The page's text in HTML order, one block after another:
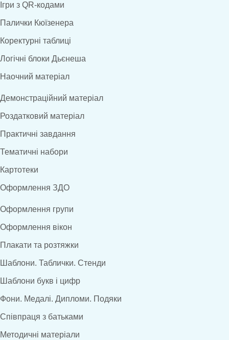
Ігри з QR-кодами
Палички Кюїзенера
Коректурні таблиці
Логічні блоки Дьєнеша
Наочний матеріал
Демонстраційний матеріал
Роздатковий матеріал
Практичні завдання
Тематичні набори
Картотеки
Оформлення ЗДО
Оформлення групи
Оформлення вікон
Плакати та розтяжки
Шаблони. Таблички. Стенди
Шаблони букв і цифр
Фони. Медалі. Дипломи. Подяки
Співпраця з батьками
Методичні матеріали